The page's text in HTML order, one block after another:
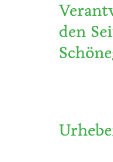
den